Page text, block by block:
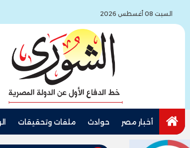
السبت 08 أغسطس 2026
أخبار مصر حوادث ملفات وتحقيقات